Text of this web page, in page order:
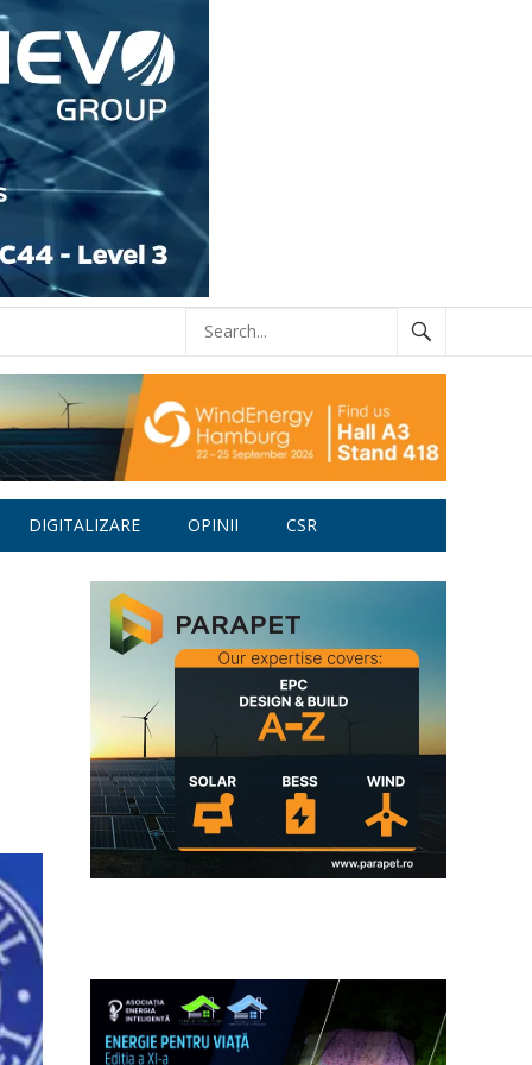
DIGITALIZARE OPINII CSR